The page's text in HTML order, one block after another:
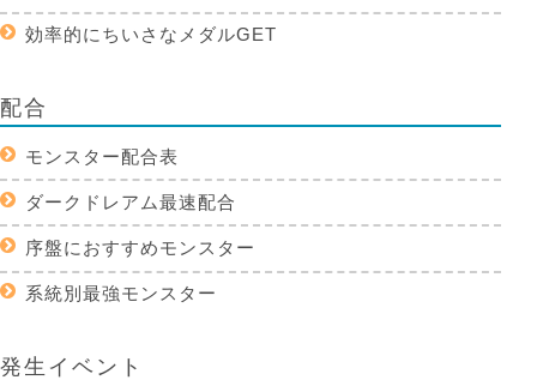
効率的にちいさなメダルGET
配合
モンスター配合表
ダークドレアム最速配合
序盤におすすめモンスター
系統別最強モンスター
発生イベント